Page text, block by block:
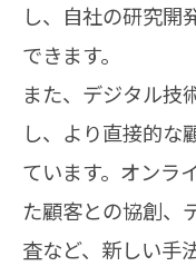
し、自社の研究開
できます。
また、デジタル技
し、より直接的な
ています。オンラ
た顧客との協創、
査など、新しい手